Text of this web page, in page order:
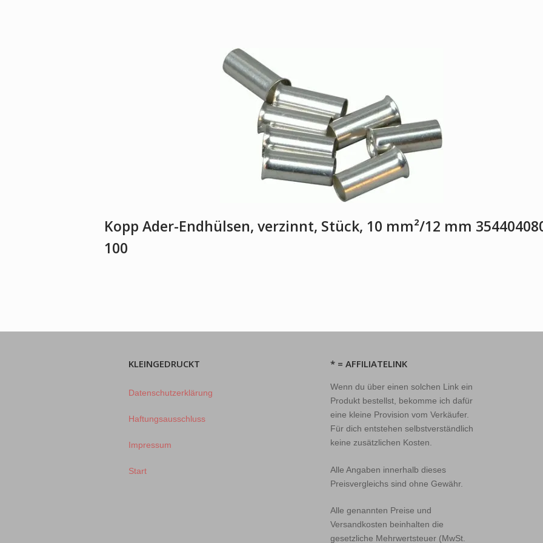
Kopp Ader-Endhülsen, verzinnt, Stück, 10 mm²/12 mm
100
KLEINGEDRUCKT
Datenschutzerklärung
Haftungsausschluss
Impressum
Start
* = AFFILIATELINK
Wenn du über einen solchen Link ein
Produkt bestellst, bekomme ich dafür
eine kleine Provision vom Verkäufer.
Für dich entstehen selbstverständlich
keine zusätzlichen Kosten.
Alle Angaben innerhalb dieses
Preisvergleichs sind ohne Gewähr.
Alle genannten Preise und
Versandkosten beinhalten die
gesetzliche Mehrwertsteuer (MwSt.